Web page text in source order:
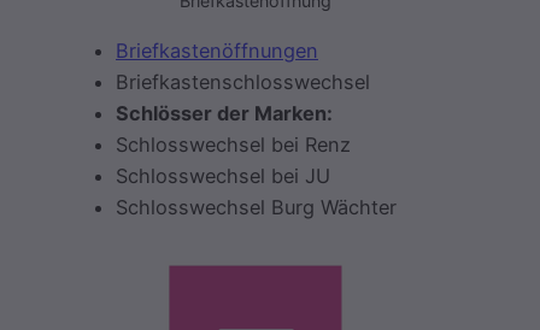
Briefkastenöffnungen
Briefkastenschlosswechsel
Schlösser der Marken:
Schlosswechsel bei Renz
Schlosswechsel bei JU
Schlosswechsel Burg Wächter